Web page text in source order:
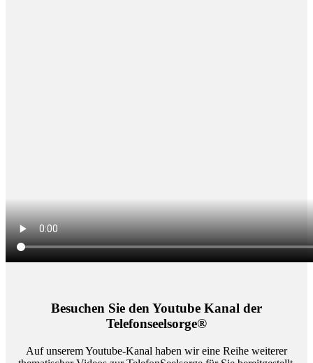
Besuchen Sie den Youtube Kanal der
Telefonseelsorge®
Auf unserem Youtube-Kanal haben wir eine Reihe weiterer